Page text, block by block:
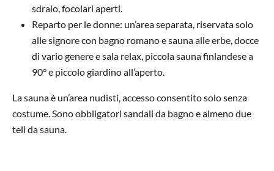
sdraio, focolari aperti.
Reparto per le donne: un’area separata, riservata solo
alle signore con bagno romano e sauna alle erbe, docce
di vario genere e sala relax, piccola sauna finlandese a
90° e piccolo giardino all’aperto.
La sauna è un’area nudisti, accesso consentito solo senza
costume. Sono obbligatori sandali da bagno e almeno due
teli da sauna.